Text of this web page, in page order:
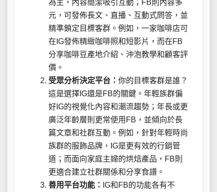
為主，內容簡潔吸引互動；FB則內容多
元，可發佈長文、直播、互動式問答，並
精準鎖定目標客群。例如，一家咖啡店可
在IG發佈精緻咖啡照和短影片，而在FB
分享咖啡豆產地介紹、沖泡教學和顧客評
價。
受眾分析決定平台： 你的目標客群是誰？
這是選擇IG還是FB的關鍵。年輕族群偏
好IG的視覺化內容和潮流趨勢；年長或更
廣泛年齡層則更常使用FB，並傾向於長
篇文章和社群互動。例如，針對年輕時尚
族群的服飾品牌，IG是更有效的行銷管
道；而面向家庭主婦的烘焙產品，FB則
更適合建立社群關係和分享食譜。
善用平台功能： IG和FB的功能各有不